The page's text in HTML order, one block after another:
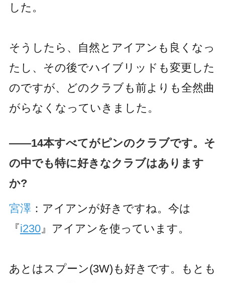
した。
そうしたら、自然とアイアンも良くなっ
たし、その後でハイブリッドも変更した
のですが、どのクラブも前よりも全然曲
がらなくなっていきました。
――14本すべてがピンのクラブです。そ
の中でも特に好きなクラブはあります
か?
宮澤：アイアンが好きですね。今は
『i230』アイアンを使っています。
あとはスプーン(3W)も好きです。もとも